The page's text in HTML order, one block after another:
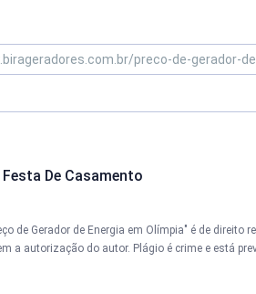
De Casamento
de Gerador de Energia em Olímpia" é de
a autorização do autor. Plágio é crime e está